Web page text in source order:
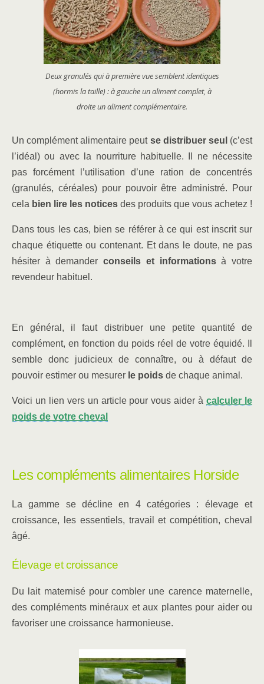
Deux granulés qui à première vue semblent identiques
(hormis la taille) : à gauche un aliment complet, à
droite un aliment complémentaire.
Un complément alimentaire peut se distribuer seul (c’est
l’idéal) ou avec la nourriture habituelle. Il ne nécessite
pas forcément l’utilisation d’une ration de concentrés
(granulés, céréales) pour pouvoir être administré. Pour
cela bien lire les notices des produits que vous achetez !
Dans tous les cas, bien se référer à ce qui est inscrit sur
chaque étiquette ou contenant. Et dans le doute, ne pas
hésiter à demanderconseils et informationsà votre
revendeur habituel.
En général, il faut distribuer une petite quantité de
complément, en fonction du poids réel de votre équidé. Il
semble donc judicieux de connaître, ou à défaut de
pouvoir estimer ou mesurer le poids de chaque animal.
Voici un lien vers un article pour vous aider àcalculer le
poids de votre cheval
Les compléments alimentaires Horside
La gamme se décline en 4 catégories : élevage et
croissance, les essentiels, travail et compétition, cheval
âgé.
Élevage et croissance
Du lait maternisé pour combler une carence maternelle,
des compléments minéraux et aux plantes pour aider ou
favoriser une croissance harmonieuse.